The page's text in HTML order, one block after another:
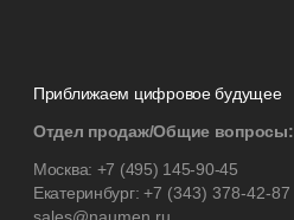
Приближаем цифровое будущее
Отдел продаж/Общие вопросы:
Москва: +7 (495) 145-90-45
Екатеринбург:+7 (343) 378-42-87